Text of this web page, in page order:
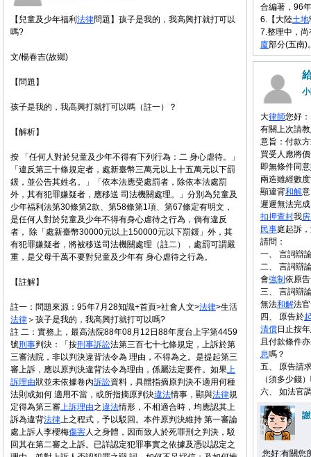
合編著，96
6.【大陸土地
7.整理中，尚
廈部分(五南)
【兒童及少年福利 法律問題】孩子是我的，我高興打就打可以
嗎?
文/楊春吉(故鄉)
【問題】
孩子是我的，我高興打就打可以嗎（註一）？
【解析】
按 「任何人對於兒童及少年不得有下列行為：二 身心虐待。」
「違反第三十條規定者，處新臺幣三萬元以上十五萬元以下罰
鍰，並公告其姓名。」「依本法應受處罰者，除依本法處罰
外，其有犯罪嫌疑者，應移送 司法機關處理。」分別為兒童及
少年福利法第30條第2款、第58條第1項、第67條定有明文，
是任何人對於兒童及少年不得有身心虐待之行為，倘有違反
者， 除「處新臺幣30000元以上150000元以下罰鍰」外，其
有犯罪嫌疑者，將被移送司法機關處理（註二），處罰可謂嚴
重，是父母千萬不要對兒童及少年有 身心虐待之行為。
【註解】
註一：問題來源：95年7月28知識+首頁>社會人文>法律>生活
法律 ＞孩子是我的，我高興打就打可以嗎?
註 二：實務上，最高法院88年08月12日88年度台上字第4459
號刑事判決：「按刑事訴訟法第三百七十七條規定，上訴於第
三審法院，非以判決違背法令為 理由，不得為之。是提起第三
審上訴，應以原判決違背法令為理由，係屬法定要件。如果上
訴理由狀並未依據卷內訴訟資料，具體指摘原判決不適用何種
法則或如何 適用不當，或所指摘原判決違法情事，顯與法律規
定得為第三審上訴理由之違法情形，不相適合時，均應認其上
訴為違背法律上之程式，予以駁回。本件原判決維持 第一審論
處上訴人李櫻梅傷害人之身體，因而致人於死罪刑之判決，駁
回其在第二審之上訴。已詳認定犯罪事實之依據及憑以認定之
大律師您好：
有關上次請教
意旨：付款
買受人應將
即無條件同意
兩造雖經數
顯違背和解
遲遲無法完
扣押查封我
民事庭起訴
請問：
一、 言詞辯
二、 言詞辯
會強制 依原
三、 言詞辯
無法和解法
四、 原告於
清償日止按
且付款條件
息嗎？
五、 原告請
（須多少錢
六、 如法官
您好:有關您